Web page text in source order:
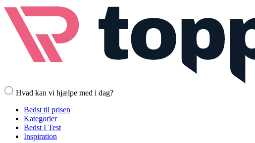
Hvad kan vi hjælpe med i dag?
Bedst til prisen
Kategorier
Bedst I Test
Inspiration